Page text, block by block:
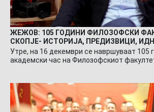
ЖЕЖОВ: 105 ГОДИНИ ФИЛОЗОФСКИ
СКОПЈЕ- ИСТОРИЈА, ПРЕДИЗВИЦИ,
Утре, на 16 декември се навршуваат 105
академски час на Филозофскиот